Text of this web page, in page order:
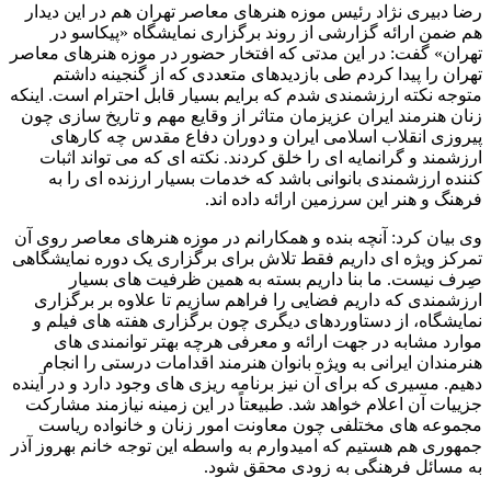
رضا دبیری نژاد رئیس موزه هنرهای معاصر تهران هم در این دیدار
هم ضمن ارائه گزارشی از روند برگزاری نمایشگاه «پیکاسو در
تهران» گفت: در این مدتی که افتخار حضور در موزه هنرهای معاصر
تهران را پیدا کردم طی بازدیدهای متعددی که از گنجینه داشتم
متوجه نکته ارزشمندی شدم که برایم بسیار قابل احترام است. اینکه
زنان هنرمند ایران عزیزمان متاثر از وقایع مهم و تاریخ سازی چون
پیروزی انقلاب اسلامی ایران و دوران دفاع مقدس چه کارهای
ارزشمند و گرانمایه ای را خلق کردند. نکته ای که می تواند اثبات
کننده ارزشمندی بانوانی باشد که خدمات بسیار ارزنده ای را به
فرهنگ و هنر این سرزمین ارائه داده اند.
وی بیان کرد: آنچه بنده و همکارانم در موزه هنرهای معاصر روی آن
تمرکز ویژه ای داریم فقط تلاش برای برگزاری یک دوره نمایشگاهی
صِرف نیست. ما بنا داریم بسته به همین ظرفیت های بسیار
ارزشمندی که داریم فضایی را فراهم سازیم تا علاوه بر برگزاری
نمایشگاه، از دستاوردهای دیگری چون برگزاری هفته های فیلم و
موارد مشابه در جهت ارائه و معرفی هرچه بهتر توانمندی های
هنرمندان ایرانی به ویژه بانوان هنرمند اقدامات درستی را انجام
دهیم. مسیری که برای آن نیز برنامه ریزی های وجود دارد و در آینده
جزییات آن اعلام خواهد شد. طبیعتاً در این زمینه نیازمند مشارکت
مجموعه های مختلفی چون معاونت امور زنان و خانواده ریاست
جمهوری هم هستیم که امیدوارم به واسطه این توجه خانم بهروز آذر
به مسائل فرهنگی به زودی محقق شود.